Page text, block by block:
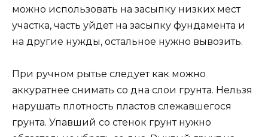
можно использовать на засыпку низких мест
участка, часть уйдет на засыпку фундамента и
на другие нужды, остальное нужно вывозить.
При ручном рытье следует как можно
аккуратнее снимать со дна слои грунта. Нельзя
нарушать плотность пластов слежавшегося
грунта. Упавший со стенок грунт нужно